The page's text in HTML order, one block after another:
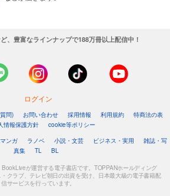
、豊富なラインナップで188万冊以上配信中！
ログイン
問) お問い合わせ 採用情報 利用規約
特商法の表
情報保護方針
cookie等ポリシー
ンガ ラノベ 小説・文芸 ビジネス・実用
雑誌・写
真集
TL BL
が運営する電子書店です。TOPPANホールディング
クラブ、テレビ朝日の出資を受け、日本最大級の電子書籍配
信サービスを行っています。